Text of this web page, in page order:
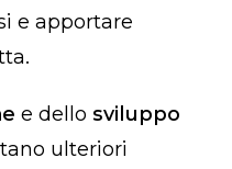
e apportare
e dello sviluppo
ulteriori